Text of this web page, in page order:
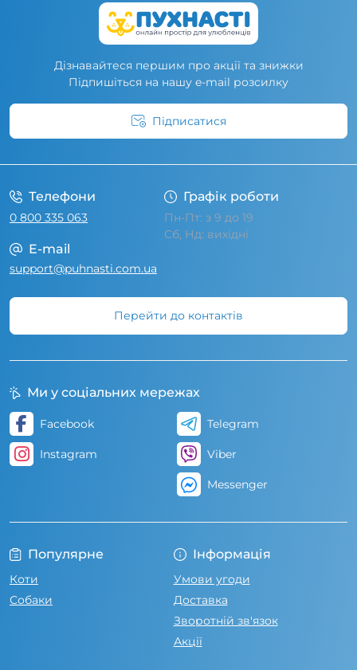
Дізнавайтеся першим про акції та знижки
Підпишіться на нашу e-mail розсилку
Підписатися
Телефони
0 800 335 063
Графік роботи
Пн-Пт: з 9 до 19
Сб, Нд: вихідні
E-mail
support@puhnasti.com.ua
Перейти до контактів
Популярне
Коти
Собаки
Інформація
Умови угоди
Доставка
Зворотній зв'язок
Акції
Ми у соціальних мережах
Facebook
Instagram
Telegram
Viber
Messenger